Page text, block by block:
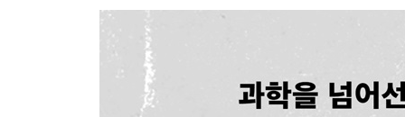
다른 생존 기계는 환경의 일부
게임 이론과 진화적으로 안정한 전략
비대칭적 싸움
6장. 유전자의 행동 방식